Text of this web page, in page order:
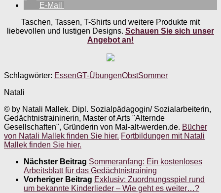
E-Mail
Taschen, Tassen, T-Shirts und weitere Produkte mit
liebevollen und lustigen Designs. Schauen Sie sich unser
Angebot an!
Schlagwörter: EssenGT-ÜbungenObstSommer
Natali
© by Natali Mallek. Dipl. Sozialpädagogin/ Sozialarbeiterin,
Gedächtnistraininerin, Master of Arts "Alternde
Gesellschaften", Gründerin von Mal-alt-werden.de. Bücher
von Natali Mallek finden Sie hier. Fortbildungen mit Natali
Mallek finden Sie hier.
Nächster Beitrag Sommeranfang: Ein kostenloses
Arbeitsblatt für das Gedächtnistraining
Vorheriger Beitrag Exklusiv: Zuordnungsspiel rund
um bekannte Kinderlieder – Wie geht es weiter…?